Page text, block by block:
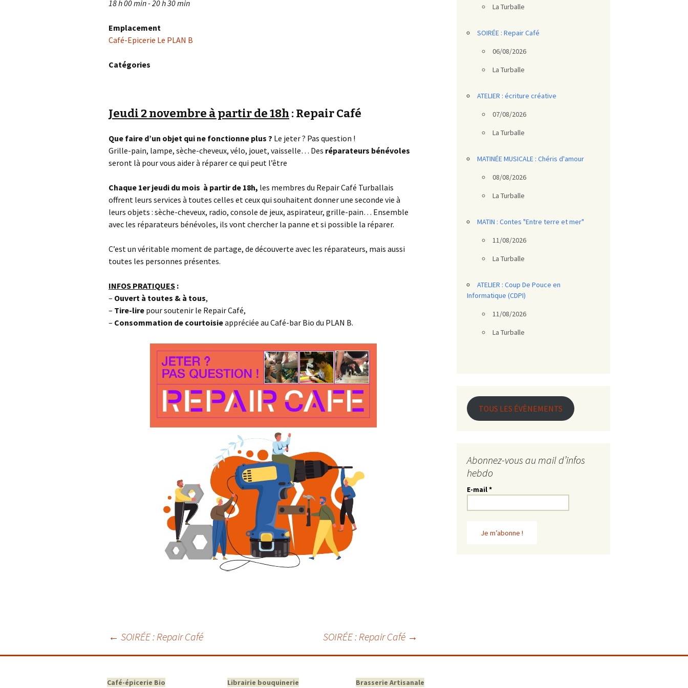
18 h 00 min - 20 h 30 min
Emplacement
Café-Epicerie Le PLAN B
Catégories
Jeudi 2 novembre à partir de 18h : Repair Café
Que faire d’un objet qui ne fonctionne plus ? Le jeter ? Pas question !
Grille-pain, lampe, sèche-cheveux, vélo, jouet, vaisselle… Des réparateurs bénévoles
seront là pour vous aider à réparer ce qui peut l’être
Chaque 1er jeudi du mois à partir de 18h, les membres du Repair Café Turballais
offrent leurs services à toutes celles et ceux qui souhaitent donner une seconde vie à
leurs objets : sèche-cheveux, radio, console de jeux, aspirateur, grille-pain… Ensemble
avec les réparateurs bénévoles, ils vont chercher la panne et si possible la réparer.
C’est un véritable moment de partage, de découverte avec les réparateurs, mais aussi
toutes les personnes présentes.
INFOS PRATIQUES :
– Ouvert à toutes & à tous,
– Tire-lire pour soutenir le Repair Café,
– Consommation de courtoisieappréciée au Café-bar Bio du PLAN B.
des
← SOIRÉE : Repair Café SOIRÉE : Repair Café →
La Turballe
SOIRÉE : Repair Café
06/08/2026
La Turballe
ATELIER : écriture créative
07/08/2026
La Turballe
MATINÉE MUSICALE : Chéris d'amour
08/08/2026
La Turballe
MATIN : Contes "Entre terre et mer"
11/08/2026
La Turballe
ATELIER : Coup De Pouce en
Informatique (CDPI)
11/08/2026
La Turballe
TOUS LES ÉVÈNEMENTS
Abonnez-vous au mail d’infos
hebdo
E-mail*
Café-épicerie Bio Librairie bouquinerie Brasserie Artisanale